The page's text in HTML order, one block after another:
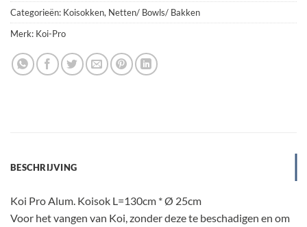
Categorieën: Koisokken, Netten/ Bowls/ Bakken
Merk: Koi-Pro
BESCHRIJVING
Koi Pro Alum. Koisok L=130cm * Ø 25cm
Voor het vangen van Koi, zonder deze te beschadigen en om